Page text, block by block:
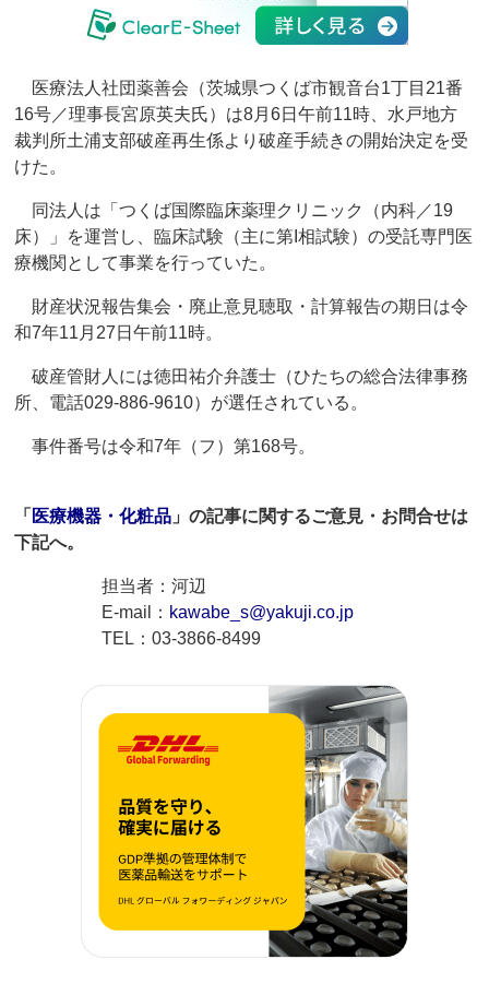
医療法人社団薬善会（茨城県つくば市観音台1丁目21番
16号／理事長宮原英夫氏）は8月6日午前11時、水戸地方
裁判所土浦支部破産再生係より破産手続きの開始決定を受
けた。
同法人は「つくば国際臨床薬理クリニック（内科／19
床）」を運営し、臨床試験（主に第I相試験）の受託専門医
療機関として事業を行っていた。
財産状況報告集会・廃止意見聴取・計算報告の期日は令
和7年11月27日午前11時。
破産管財人には徳田祐介弁護士（ひたちの総合法律事務
所、電話029-886-9610）が選任されている。
事件番号は令和7年（フ）第168号。
「 医療機器・化粧品 」の記事に関するご意見・お問合せは
下記へ。
担当者：河辺
E-mail： kawabe_s@yakuji.co.jp
TEL：03-3866-8499